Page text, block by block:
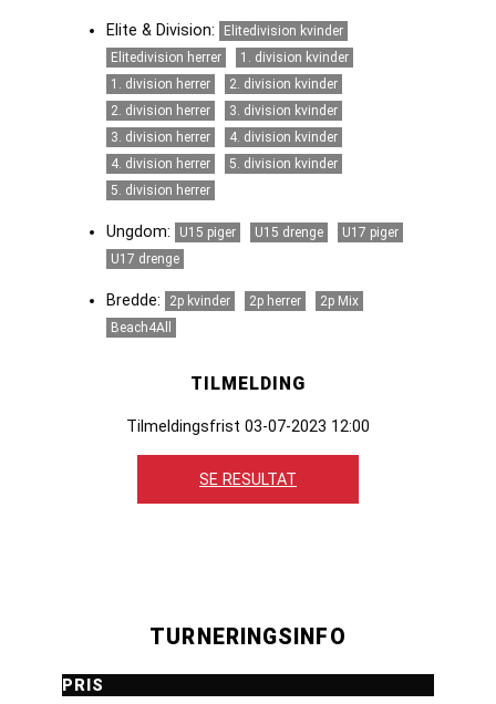
Elite & Division:
Elitedivision kvinder
Elitedivision herrer
1. division kvinder
1. division herrer
2. division kvinder
2. division herrer
3. division kvinder
3. division herrer
4. division kvinder
4. division herrer
5. division kvinder
5. division herrer
Ungdom: U15 piger U15 drenge
U17 piger
U17 drenge
Bredde: 2p kvinder 2p herrer
2p Mix
Beach4All
TILMELDING
Tilmeldingsfrist 03-07-2023 12:00
SE RESULTAT
TURNERINGSINFO
PRIS